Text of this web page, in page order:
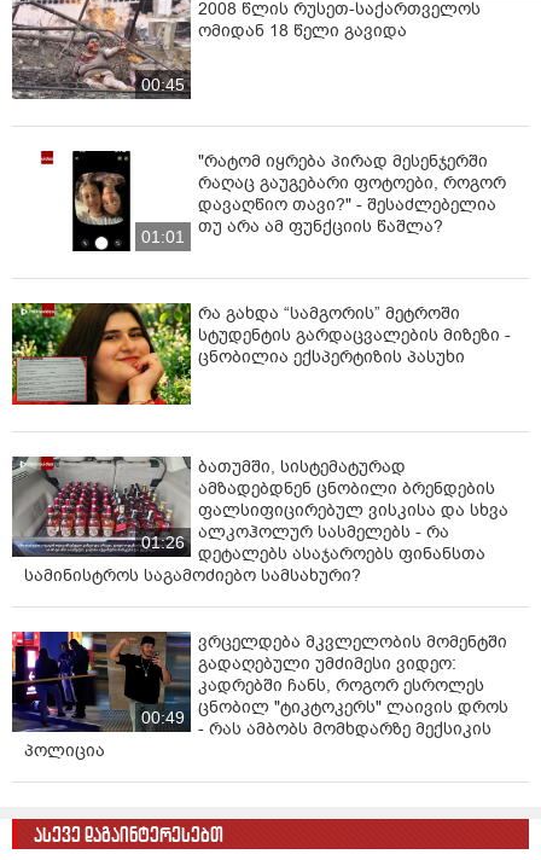
00:45
2008 წლის რუსეთ-საქართველოს
ომიდან 18 წელი გავიდა
01:01
"რატომ იყრება პირად მესენჯერში
რაღაც გაუგებარი ფოტოები, როგორ
დავაღწიო თავი?" - შესაძლებელია
თუ არა ამ ფუნქციის წაშლა?
რა გახდა “სამგორის” მეტროში
სტუდენტის გარდაცვალების მიზეზი -
ცნობილია ექსპერტიზის პასუხი
01:26
ბათუმში, სისტემატურად
ამზადებდნენ ცნობილი ბრენდების
ფალსიფიცირებულ ვისკისა და სხვა
ალკოჰოლურ სასმელებს - რა
დეტალებს ასაჯაროებს ფინანსთა
სამინისტროს საგამოძიებო სამსახური?
00:49
ვრცელდება მკვლელობის მომენტში
გადაღებული უმძიმესი ვიდეო:
კადრებში ჩანს, როგორ ესროლეს
ცნობილ "ტიკტოკერს" ლაივის დროს
- რას ამბობს მომხდარზე მექსიკის
პოლიცია
ასევე დაგაინტერესებთ